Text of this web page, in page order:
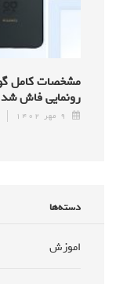
رونمایی فاش شد
۹ مهر ۱۴۰۲
دسته‌ها
اموزش